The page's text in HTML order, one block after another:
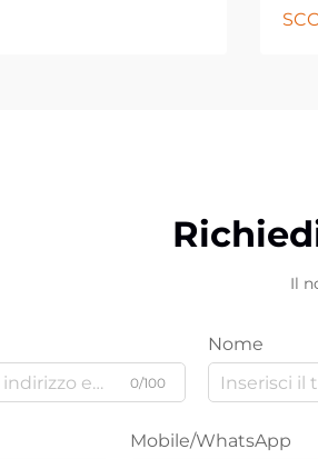
Il
0/100
Nome
Mobile/WhatsApp